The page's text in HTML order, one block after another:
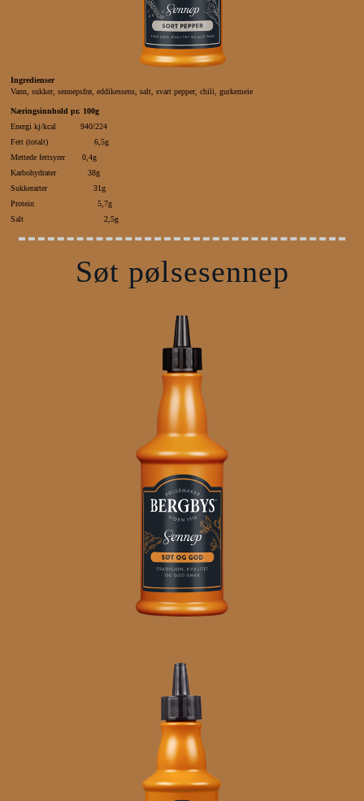
Ingredienser
Vann, sukker, sennepsfrø, eddikessens, salt, svart pepper, chili, gurkemeie
Næringsinnhold pr. 100g
Energi kj/kcal 940/224
Fett (totalt) 6,5g
Mettede fettsyrer 0,4g
Karbohydrater 38g
Sukkerarter 31g
Protein 5,7g
Salt 2,5g
Søt pølsesennep